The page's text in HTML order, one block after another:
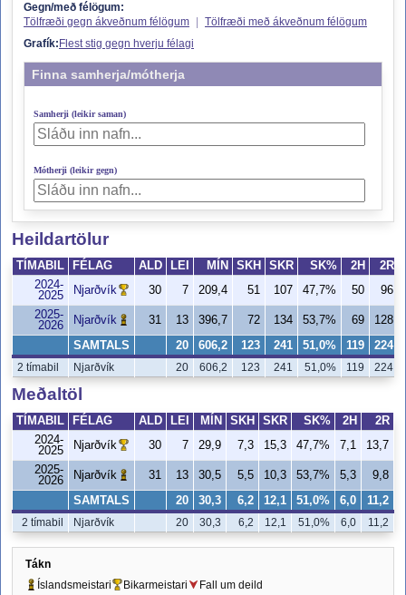
Gegn/með félögum:
Tölfræði gegn ákveðnum félögum
Tölfræði með ákveðnum félögum
Grafík: Flest stig gegn hverju félagi
Finna samherja/mótherja
Samherji (leikir saman)
Mótherji (leikir gegn)
Heildartölur
TÍMABIL FÉLAG ALD LEI MÍN SKH SKR SK% 2H
2R
2024-
2025
Njarðvík 30 7 209,4 51 107 47,7% 50 96
2025-
2026
Njarðvík 31 13 396,7 72 134 53,7% 69 128
SAMTALS 20 606,2 123 241 51,0% 119 224
2 tímabil Njarðvík 20 606,2 123 241 51,0% 119 224
Meðaltöl
TÍMABIL FÉLAG ALD LEI MÍN SKH SKR SK% 2H
2R
2024-
2025
Njarðvík 30 7 29,9 7,3 15,3 47,7% 7,1 13,7
2025-
2026
Njarðvík 31 13 30,5 5,5 10,3 53,7% 5,3 9,8
SAMTALS 20 30,3 6,2 12,1 51,0% 6,0 11,2
2 tímabil Njarðvík 20 30,3 6,2 12,1 51,0% 6,0 11,2
Tákn
Íslandsmeistari
Bikarmeistari Fall um deild